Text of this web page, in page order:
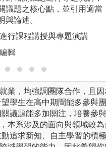
議題之核心點，並引用適當
與論述。
行課程講授與專題演講
輯
業，均強調團隊合作，且
學生在高中期間能多參與
議題能多加關注，培養參與
本系涉及的面向與領域較為
追求新知、自主學習的積極